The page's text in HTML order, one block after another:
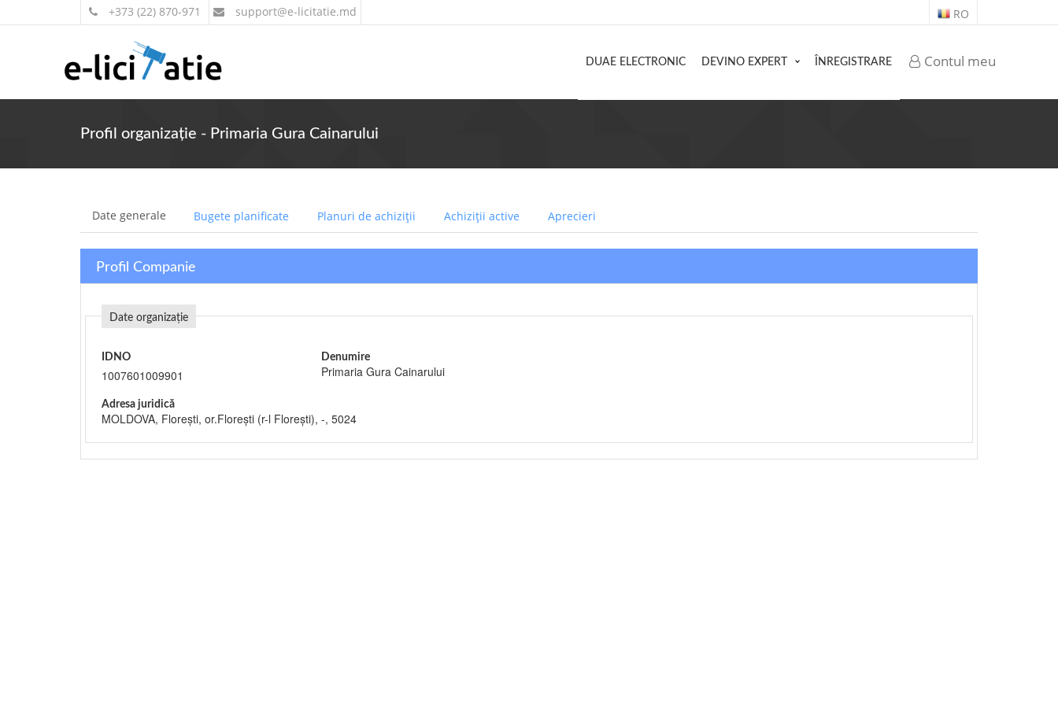
+373 (22) 870-971 support@e-licitatie.md RO
Contul meu
DUAE ELECTRONIC DEVINO EXPERT ÎNREGISTRARE
Profil organizație - Primaria Gura Cainarului
Date generale Bugete planificate Planuri de achiziții Achiziții active Aprecieri
Profil Companie
Date organizație
IDNO
1007601009901
Denumire
Primaria Gura Cainarului
Adresa juridică
MOLDOVA, Floreşti, or.Floreşti (r-l Floreşti), -, 5024